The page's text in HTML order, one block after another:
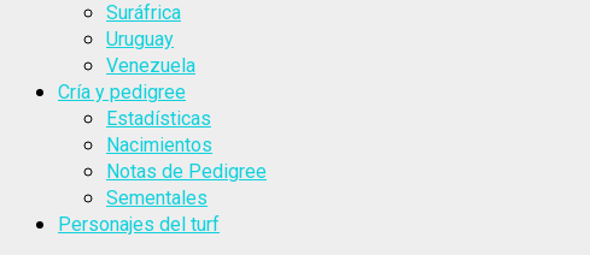
Suráfrica
Uruguay
Venezuela
Cría y pedigree
Estadísticas
Nacimientos
Notas de Pedigree
Sementales
Personajes del turf